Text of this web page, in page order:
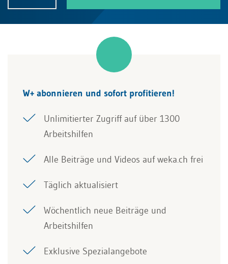
W+ abonnieren und sofort profitieren!
Unlimitierter Zugriff auf über 1300
Arbeitshilfen
Alle Beiträge und Videos auf weka.ch frei
Täglich aktualisiert
Wöchentlich neue Beiträge und
Arbeitshilfen
Exklusive Spezialangebote